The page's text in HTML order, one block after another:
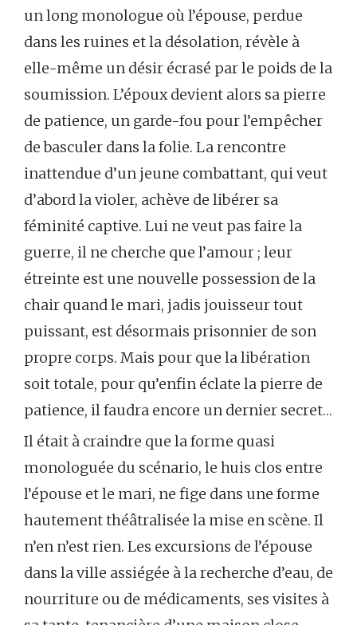
un long monologue où l’épouse, perdue
dans les ruines et la désolation, révèle à
elle-même un désir écrasé par le poids de la
soumission. L’époux devient alors sa pierre
de patience, un garde-fou pour l’empêcher
de basculer dans la folie. La rencontre
inattendue d’un jeune combattant, qui veut
d’abord la violer, achève de libérer sa
féminité captive. Lui ne veut pas faire la
guerre, il ne cherche que l’amour ; leur
étreinte est une nouvelle possession de la
chair quand le mari, jadis jouisseur tout
puissant, est désormais prisonnier de son
propre corps. Mais pour que la libération
soit totale, pour qu’enfin éclate la pierre de
patience, il faudra encore un dernier secret…
Il était à craindre que la forme quasi
monologuée du scénario, le huis clos entre
l’épouse et le mari, ne fige dans une forme
hautement théâtralisée la mise en scène. Il
n’en n’est rien. Les excursions de l’épouse
dans la ville assiégée à la recherche d’eau, de
nourriture ou de médicaments, ses visites à